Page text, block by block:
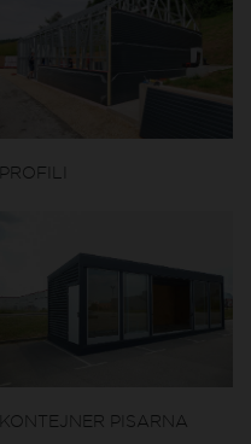
PROFILI
KONTEJNER PISARNA